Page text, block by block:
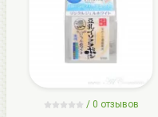
/ 0 отзывов